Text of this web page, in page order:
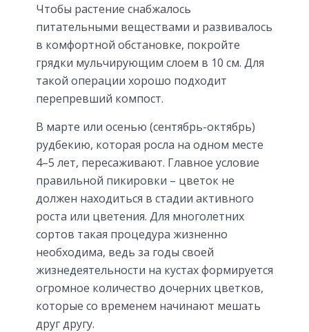
Чтобы растение снабжалось
питательными веществами и развивалось
в комфортной обстановке, покройте
грядки мульчирующим слоем в 10 см. Для
такой операции хорошо подходит
перепревший компост.
В марте или осенью (сентябрь-октябрь)
рудбекию, которая росла на одном месте
4–5 лет, пересаживают. Главное условие
правильной пикировки – цветок не
должен находиться в стадии активного
роста или цветения. Для многолетних
сортов такая процедура жизненно
необходима, ведь за годы своей
жизнедеятельности на кустах формируется
огромное количество дочерних цветков,
которые со временем начинают мешать
друг другу.